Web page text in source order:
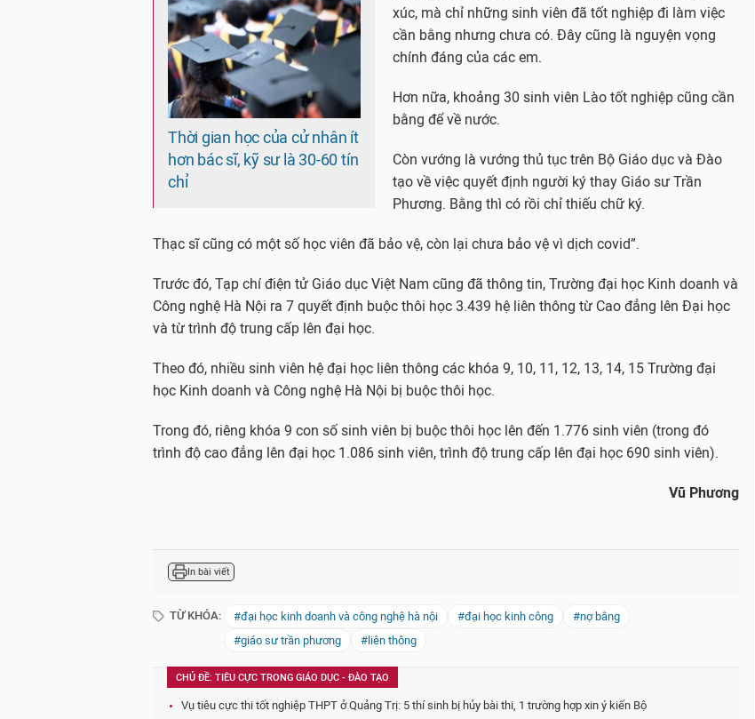
Thời gian học của cử nhân ít
hơn bác sĩ, kỹ sư là 30-60 tín
chỉ
xúc, mà chỉ những sinh viên đã tốt nghiệp đi làm việc
cần bằng nhưng chưa có. Đây cũng là nguyện vọng
chính đáng của các em.
Hơn nữa, khoảng 30 sinh viên Lào tốt nghiệp cũng cần
bằng để về nước.
Còn vướng là vướng thủ tục trên Bộ Giáo dục và Đào
tạo về việc quyết định người ký thay Giáo sư Trần
Phương. Bằng thì có rồi chỉ thiếu chữ ký.
Thạc sĩ cũng có một số học viên đã bảo vệ, còn lại chưa bảo vệ vì dịch covid”.
Trước đó, Tạp chí điện tử Giáo dục Việt Nam cũng đã thông tin, Trường đại học Kinh doanh và
Công nghệ Hà Nội ra 7 quyết định buộc thôi học 3.439 hệ liên thông từ Cao đẳng lên Đại học
và từ trình độ trung cấp lên đại học.
Theo đó, nhiều sinh viên hệ đại học liên thông các khóa 9, 10, 11, 12, 13, 14, 15 Trường đại
học Kinh doanh và Công nghệ Hà Nội bị buộc thôi học.
Trong đó, riêng khóa 9 con số sinh viên bị buộc thôi học lên đến 1.776 sinh viên (trong đó
trình độ cao đẳng lên đại học 1.086 sinh viên, trình độ trung cấp lên đại học 690 sinh viên).
Vũ Phương
In bài viết
TỪ KHÓA: #đại học kinh doanh và công nghệ hà nội #đại học kinh công
#nợ bằng
#giáo sư trần phương
#liên thông
CHỦ ĐỀ: TIÊU CỰC TRONG GIÁO DỤC - ĐÀO TẠO
Vụ tiêu cực thi tốt nghiệp THPT ở Quảng Trị: 5 thí sinh bị hủy bài thi, 1 trường hợp xin ý kiến Bộ